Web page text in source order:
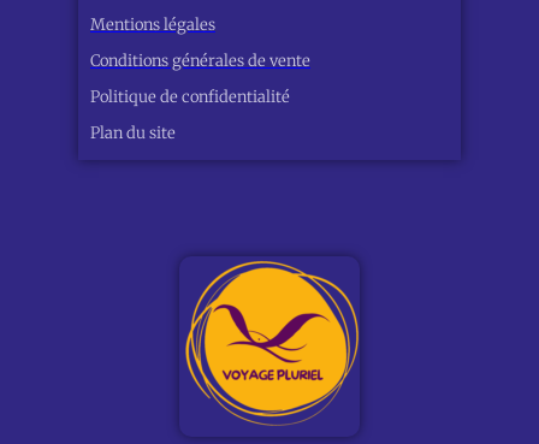
Mentions légales
Conditions générales de vente
Politique de confidentialité
Plan du site